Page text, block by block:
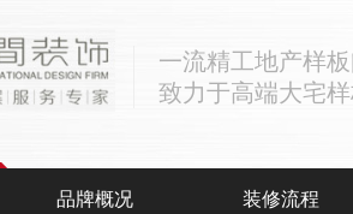
一流精工地产样
致力于高端大宅
品牌概况 装修流程